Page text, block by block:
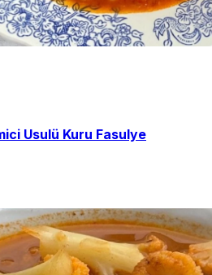
Usulü Kuru Fasulye